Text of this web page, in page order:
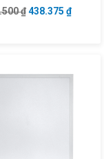
₫.
₫ Giá gốc là:
438.375 ₫Giá